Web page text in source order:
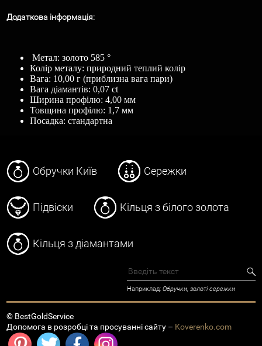
Додаткова інформація:
Метал: золото 585 °
Колір металу: природний теплий колір
Вага: 10,00 г (приблизна вага пари)
Вага діамантів: 0,07 ct
Ширина профілю: 4,00 мм
Товщина профілю: 1,7 мм
Посадка: стандартна
Обручки Київ Сережки
Підвіски Кільця з білого золота
Кільця з діамантами
Наприклад:Обручки, золоті сережки
© BestGoldService
Допомога в розробці та просуванні сайту – Koverenko.com